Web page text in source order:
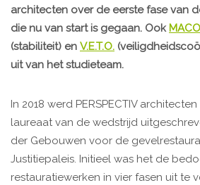
architecten over de eerste fase van
die nu van start is gegaan. Ook
(stabiliteit) en V.E.T.O.
uit van het studieteam.
In 2018 werd PERSPECTIV
laureaat van de wedstrijd
der Gebouwen voor de
Justitiepaleis. Initieel was het de
restauratiewerken in vier fasen uit te